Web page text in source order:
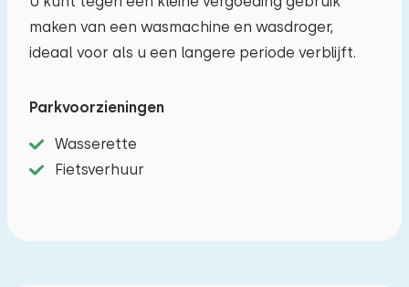
maken van een wasmachine en wasdroger,
ideaal voor als u een langere periode verblijft.
Parkvoorzieningen
Wasserette
Fietsverhuur